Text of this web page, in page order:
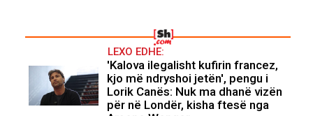
LEXO EDHE:
'Kalova ilegalisht kufirin francez,
kjo më ndryshoi jetën', pengu i
Lorik Canës: Nuk ma dhanë vizën
për në Londër, kisha ftesë nga